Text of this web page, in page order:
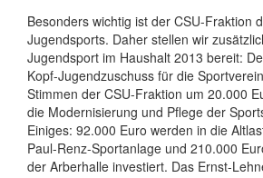
Besonders wichtig ist der CSU-Fraktion
Jugendsports. Daher stellen wir
Jugendsport im Haushalt 2013 bereit:
Kopf-Jugendzuschuss für die
Stimmen der CSU-Fraktion um 20.000
die Modernisierung und Pflege der
Einiges: 92.000 Euro werden in die
Paul-Renz-Sportanlage und 210.000
der Arberhalle investiert. Das Ernst-